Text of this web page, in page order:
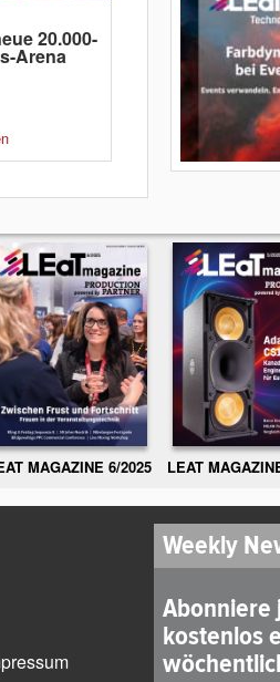
20.000-
Arena
MAGAZINE 6/2025 LEAT
Weekly
Abonniere
kostenlos